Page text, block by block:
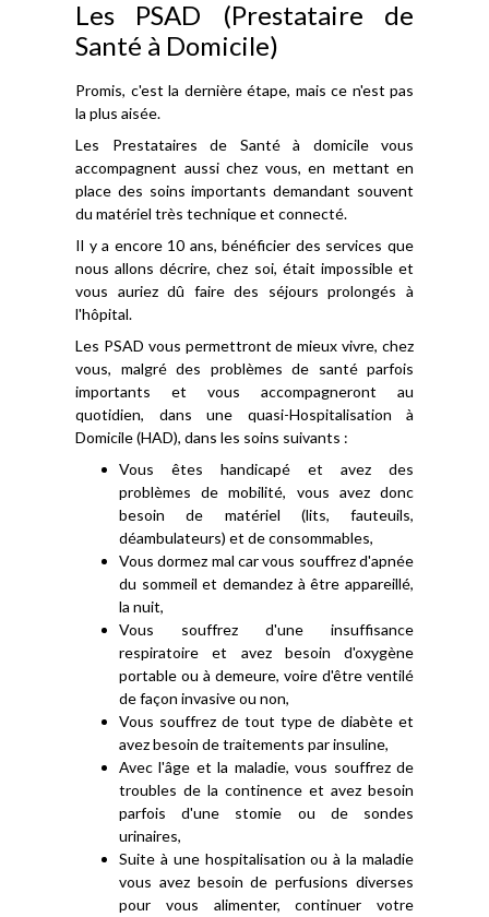
Les PSAD (Prestataire de
Santé à Domicile)
Promis, c'est la dernière étape, mais ce n'est pas
la plus aisée.
Les Prestataires de Santé à domicile vous
accompagnent aussi chez vous, en mettant en
place des soins importants demandant souvent
du matériel très technique et connecté.
Il y a encore 10 ans, bénéficier des services que
nous allons décrire, chez soi, était impossible et
vous auriez dû faire des séjours prolongés à
l'hôpital.
Les PSAD vous permettront de mieux vivre, chez
vous, malgré des problèmes de santé parfois
importants et vous accompagneront au
quotidien, dans une quasi-Hospitalisation à
Domicile (HAD), dans les soins suivants :
Vous êtes handicapé et avez des
problèmes de mobilité, vous avez donc
besoin de matériel (lits, fauteuils,
déambulateurs) et de consommables,
Vous dormez mal car vous souffrez d'apnée
du sommeil et demandez à être appareillé,
la nuit,
Vous souffrez d'une insuffisance
respiratoire et avez besoin d'oxygène
portable ou à demeure, voire d'être ventilé
de façon invasive ou non,
Vous souffrez de tout type de diabète et
avez besoin de traitements par insuline,
Avec l'âge et la maladie, vous souffrez de
troubles de la continence et avez besoin
parfois d'une stomie ou de sondes
urinaires,
Suite à une hospitalisation ou à la maladie
vous avez besoin de perfusions diverses
pour vous alimenter, continuer votre